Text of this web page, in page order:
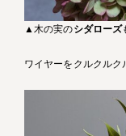
▲木の実のシダローズ
ワイヤーをクルクル